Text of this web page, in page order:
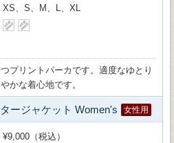
XS、S、M、L、XL
プリントパーカです。適度なゆとり
かな着心地です。
ージャケット Women's 女性用
¥9,000（税込）